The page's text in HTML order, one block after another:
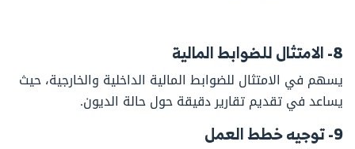
8- الامتثال للضوابط المالية
يسهم في الامتثال للضوابط المالية الداخلية والخارجية، حيث
يساعد في تقديم تقارير دقيقة حول حالة الديون.
9- توجيه خطط العمل